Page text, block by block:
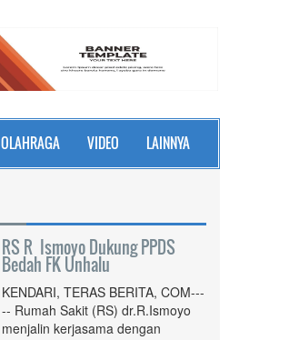
OLAHRAGA VIDEO LAINNYA
RS R Ismoyo Dukung PPDS
Bedah FK Unhalu
KENDARI, TERAS BERITA, COM---
-- Rumah Sakit (RS) dr.R.Ismoyo
menjalin kerjasama dengan